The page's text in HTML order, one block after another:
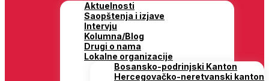
Aktuelnosti
Saopštenja i izjave
Intervju
Kolumna/Blog
Drugi o nama
Lokalne organizacije
Bosansko-podrinjski Kanton
Hercegovačko-neretvanski kanton